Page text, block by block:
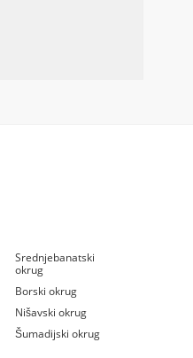
Srednjebanatski
okrug
Borski okrug
Nišavski okrug
Šumadijski okrug